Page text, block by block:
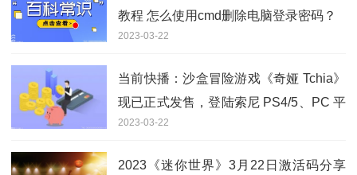
教程 怎么使用cmd删除电脑登录密码？
2023-03-22
当前快播：沙盒冒险游戏《奇娅 Tchia》
现已正式发售，登陆索尼 PS4/5、PC 平
台
2023-03-22
2023《迷你世界》3月22日激活码分享